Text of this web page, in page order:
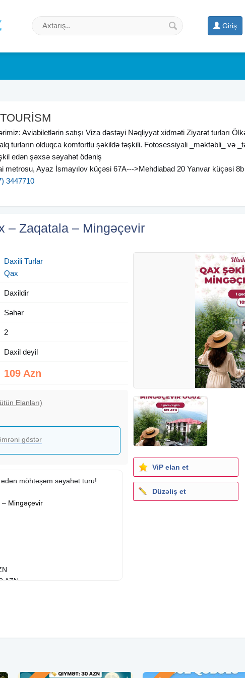
Giriş
Aviabiletlərin satışı Viza dəstəyi Nəqliyyat xidməti Ziyarət turları
turların olduqca komfortlu şəkildə təşkili. Fotosessiyali _məktəbli_ və
edən şəxsə səyahət ödəniş
metrosu, Ayaz İsmayılov küçəsi 67A--->Mehdiabad 20 Yanvar küçəsi 8b
3447710
– Zaqatala – Mingəçevir
Daxili Turlar
Qax
Daxildir
Səhər
2
Daxil deyil
109 Azn
Elanları)
göstər
möhtəşəm səyahət turu!
– Mingəçevir
AZN
ViP elan et
Düzəliş et